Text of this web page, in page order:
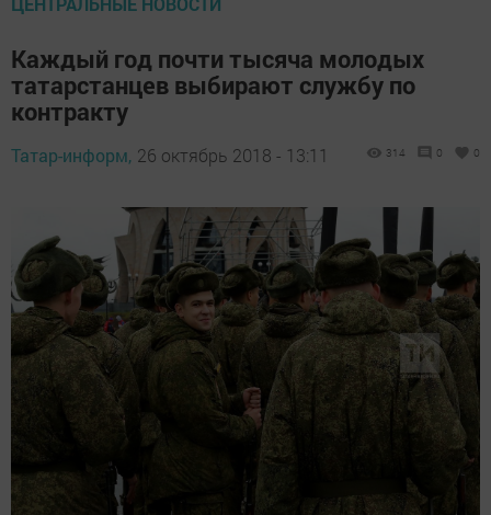
Каждый год почти тысяча молодых
татарстанцев выбирают службу по
контракту
Татар-информ, 26 октябрь 2018 - 13:11 314 0 0